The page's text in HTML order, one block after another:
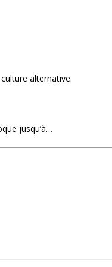
alternative.
jusqu’à…